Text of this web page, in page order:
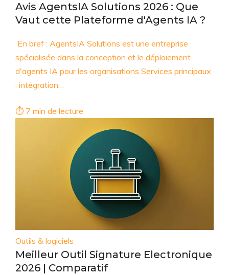
Avis AgentsIA Solutions 2026 : Que
Vaut cette Plateforme d'Agents IA ?
En bref : AgentsIA Solutions est une entreprise
spécialisée dans la conception et le déploiement
d'agents IA pour les organisations Services principaux
: intégration…
⏱ 7 min de lecture
Outils & logiciels
Meilleur Outil Signature Electronique
2026 | Comparatif